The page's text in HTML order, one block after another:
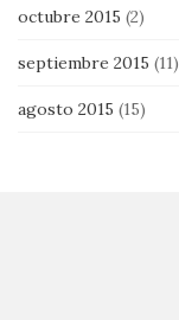
octubre 2015 (2)
septiembre 2015 (11)
agosto 2015 (15)